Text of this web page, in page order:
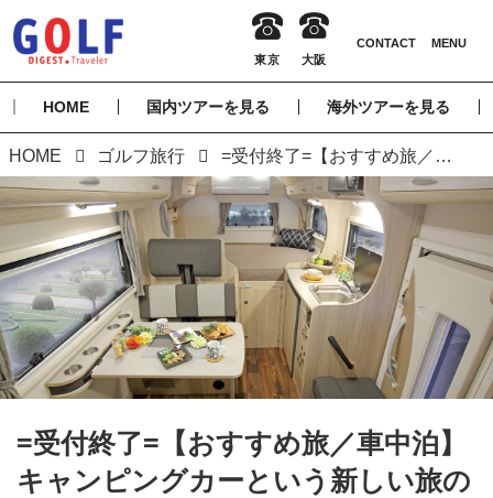
HOME 国内ツアーを見る 海外ツアーを見る
HOME ゴルフ旅行 =受付終了=【おすすめ旅／車中泊】キャンピングカーという新しい旅のカタチ！自由気ままなゴルフ旅
=受付終了=【おすすめ旅／車中泊】
キャンピングカーという新しい旅の